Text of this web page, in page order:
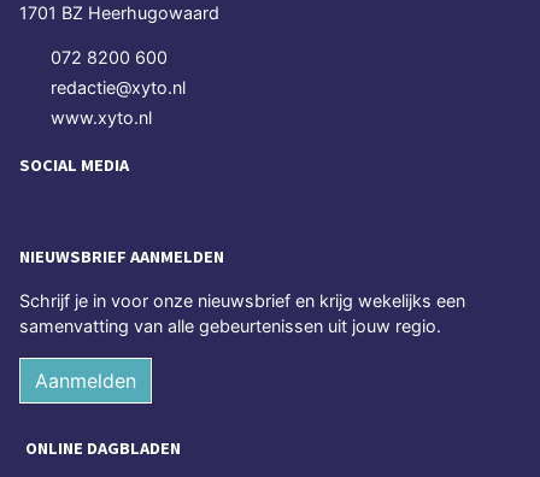
1701 BZ Heerhugowaard
072 8200 600
redactie@xyto.nl
www.xyto.nl
SOCIAL MEDIA
NIEUWSBRIEF AANMELDEN
Schrijf je in voor onze nieuwsbrief en krijg wekelijks een
samenvatting van alle gebeurtenissen uit jouw regio.
Aanmelden
ONLINE DAGBLADEN